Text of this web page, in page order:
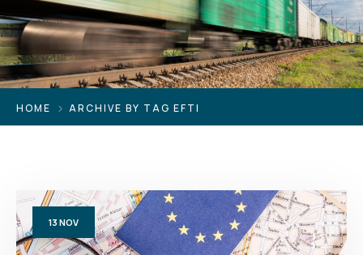
HOME ARCHIVE BY TAG EFTI
13NOV